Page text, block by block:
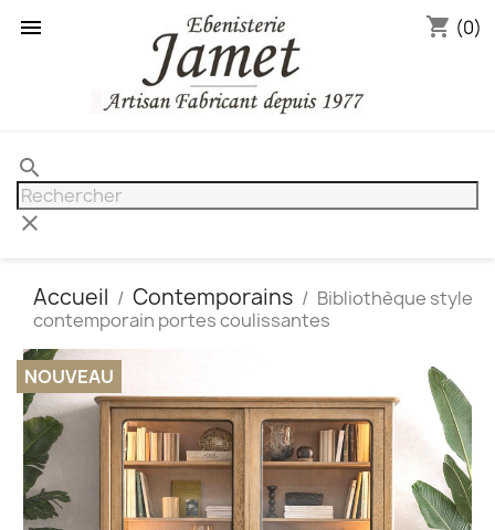
 shopping_cart (0)
search
clear
Accueil Contemporains
Bibliothèque style
contemporain portes coulissantes
NOUVEAU